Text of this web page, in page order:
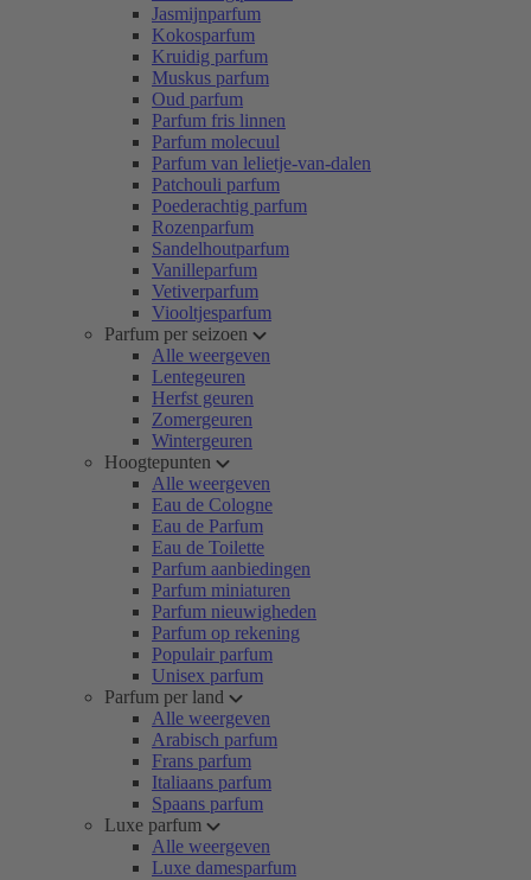
Jasmijnparfum
Kokosparfum
Kruidig parfum
Muskus parfum
Oud parfum
Parfum fris linnen
Parfum molecuul
Parfum van lelietje-van-dalen
Patchouli parfum
Poederachtig parfum
Rozenparfum
Sandelhoutparfum
Vanilleparfum
Vetiverparfum
Viooltjesparfum
Parfum per seizoen
Alle weergeven
Lentegeuren
Herfst geuren
Zomergeuren
Wintergeuren
Hoogtepunten
Alle weergeven
Eau de Cologne
Eau de Parfum
Eau de Toilette
Parfum aanbiedingen
Parfum miniaturen
Parfum nieuwigheden
Parfum op rekening
Populair parfum
Unisex parfum
Parfum per land
Alle weergeven
Arabisch parfum
Frans parfum
Italiaans parfum
Spaans parfum
Luxe parfum
Alle weergeven
Luxe damesparfum